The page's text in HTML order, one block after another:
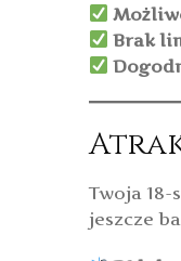
Brak
Twoja
jeszcze